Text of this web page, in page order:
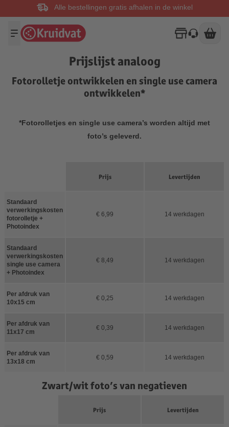
Alle bestellingen gratis afhalen in de winkel
Prijslijst analoog
Fotorolletje ontwikkelen en single use camera
ontwikkelen*
*Fotorolletjes en single use camera’s worden altijd met
foto’s geleverd.
Prijs Levertijden
Standaard
verwerkingskosten
fotorolletje +
Photoindex
€ 6,99 14 werkdagen
Standaard
verwerkingskosten
single use camera
+ Photoindex
€ 8,49 14 werkdagen
Per afdruk van
10x15 cm
€ 0,25 14 werkdagen
Per afdruk van
11x17 cm
€ 0,39 14 werkdagen
Per afdruk van
13x18 cm
€ 0,59 14 werkdagen
Zwart/wit foto’s van negatieven
Prijs Levertijden